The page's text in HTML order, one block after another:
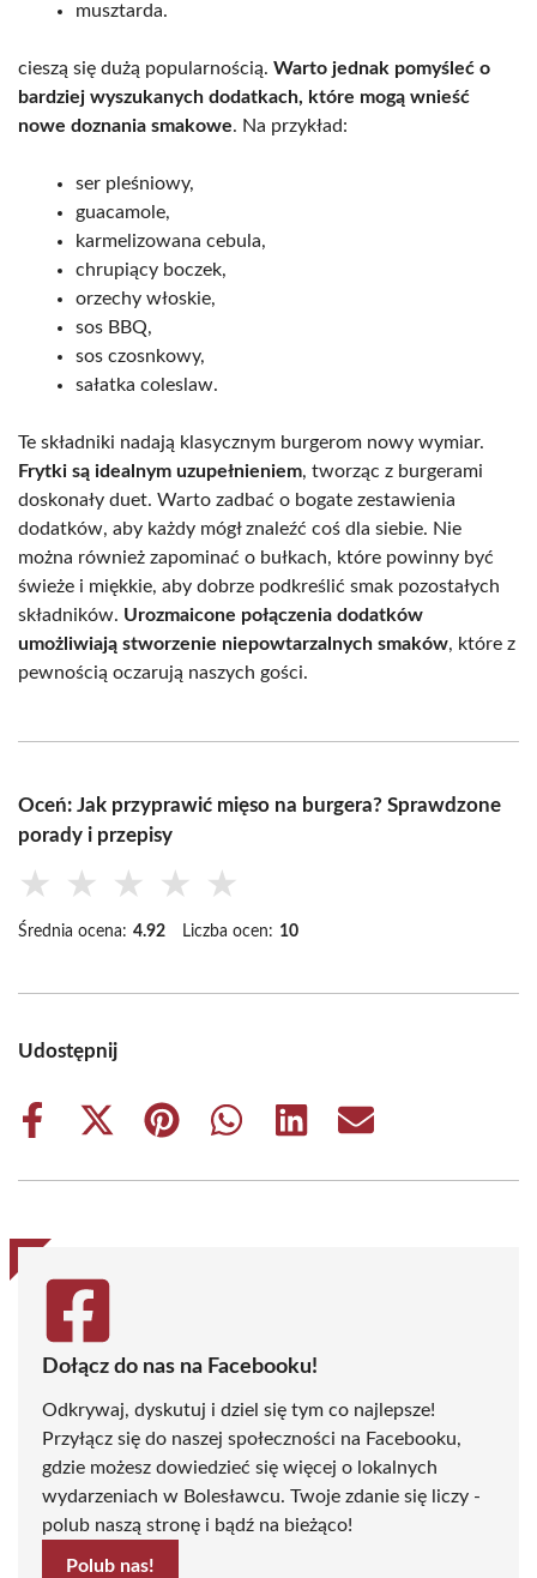
musztarda.
cieszą się dużą popularnością. Warto jednak pomyśleć o
bardziej wyszukanych dodatkach, które mogą wnieść
nowe doznania smakowe. Na przykład:
ser pleśniowy,
guacamole,
karmelizowana cebula,
chrupiący boczek,
orzechy włoskie,
sos BBQ,
sos czosnkowy,
sałatka coleslaw.
Te składniki nadają klasycznym burgerom nowy wymiar.
Frytki są idealnym uzupełnieniem, tworząc z burgerami
doskonały duet. Warto zadbać o bogate zestawienia
dodatków, aby każdy mógł znaleźć coś dla siebie. Nie
można również zapominać o bułkach, które powinny być
świeże i miękkie, aby dobrze podkreślić smak pozostałych
składników. Urozmaicone połączenia dodatków
umożliwiają stworzenie niepowtarzalnych smaków, które z
pewnością oczarują naszych gości.
Oceń: Jak przyprawić mięso na burgera? Sprawdzone
porady i przepisy
★ ★ ★ ★ ★
Średnia ocena: 4.92 Liczba ocen: 10
Udostępnij
Share
Share
(Twitter)
Share
Share
Share
Share
Dołącz do nas na Facebooku!
Odkrywaj, dyskutuj i dziel się tym co najlepsze!
Przyłącz się do naszej społeczności na Facebooku,
gdzie możesz dowiedzieć się więcej o lokalnych
wydarzeniach w Bolesławcu. Twoje zdanie się liczy -
polub naszą stronę i bądź na bieżąco!
Polub nas!